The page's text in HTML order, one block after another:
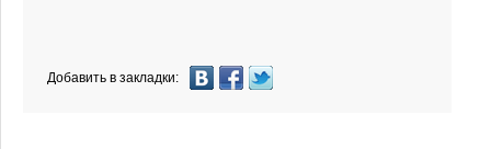
Добавить в закладки: